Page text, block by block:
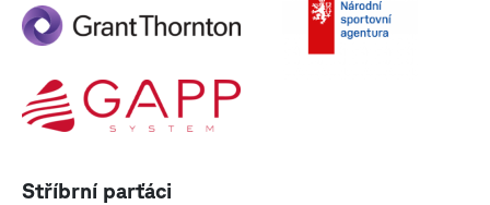
Stříbrní parťáci